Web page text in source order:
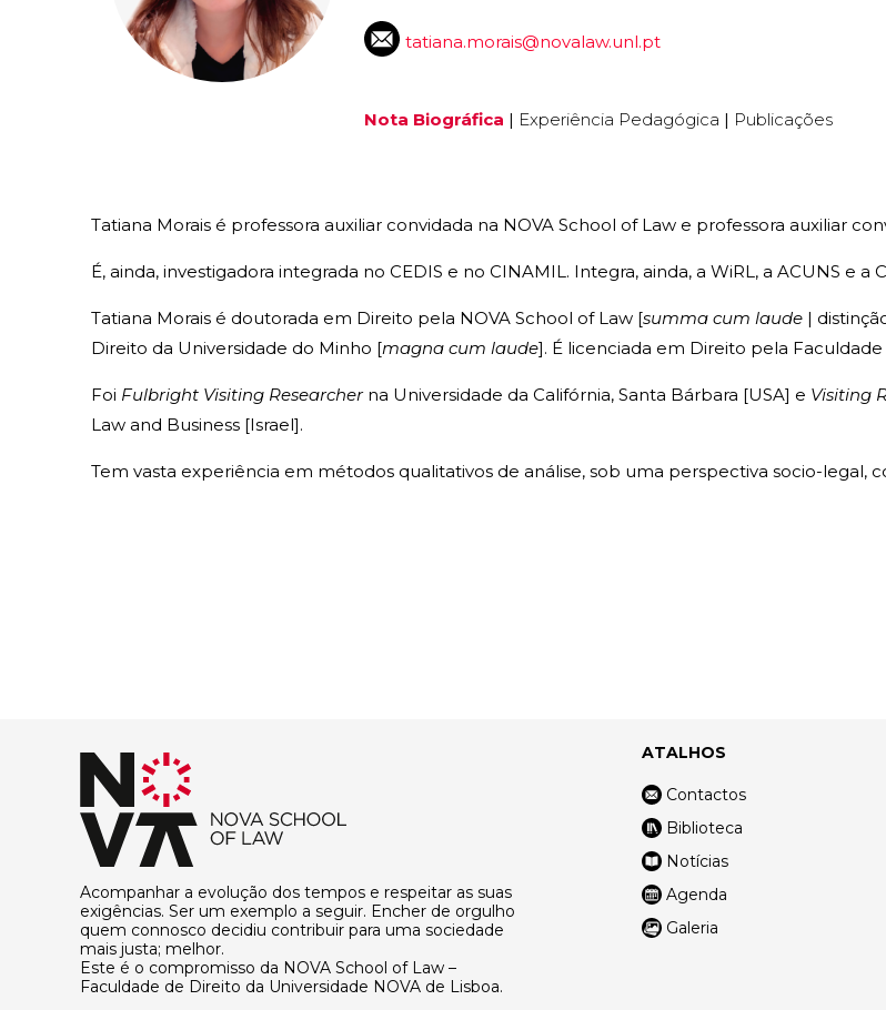
tatiana.morais@novalaw.unl.pt
Nota Biográfica | Experiência Pedagógica | Publicações
Tatiana Morais é professora auxiliar convidada na NOVA School of Law e professora auxiliar
É, ainda, investigadora integrada no CEDIS e no CINAMIL. Integra, ainda, a WiRL, a ACUNS e a
Tatiana Morais é doutorada em Direito pela NOVA School of Law [summa cum laude |
Direito da Universidade do Minho [magna cum laude]. É licenciada em Direito pela
Foi Fulbright Visiting Researcherna Universidade da Califórnia, Santa Bárbara [USA] e Visiting
Law and Business [Israel].
Tem vasta experiência em métodos qualitativos de análise, sob uma perspectiva socio-legal,
Acompanhar a evolução dos tempos e respeitar as suas
exigências. Ser um exemplo a seguir. Encher de orgulho
quem connosco decidiu contribuir para uma sociedade
mais justa; melhor.
Este é o compromisso da NOVA School of Law –
Faculdade de Direito da Universidade NOVA de Lisboa.
ATALHOS
Contactos
Biblioteca
Notícias
Agenda
Galeria